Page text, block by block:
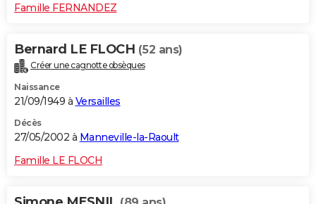
Famille FERNANDEZ
Bernard LE FLOCH (52 ans)
Créer une cagnotte obsèques
Naissance
21/09/1949 à Versailles
Décès
27/05/2002 à Manneville-la-Raoult
Famille LE FLOCH